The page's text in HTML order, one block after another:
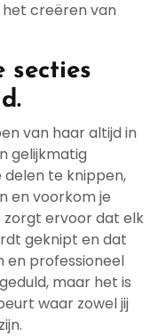
creëren van
secties
van haar altijd in
gelijkmatig
delen te knippen,
en voorkom je
zorgt ervoor dat elk
geknipt en dat
en professioneel
maar het is
waar zowel jij